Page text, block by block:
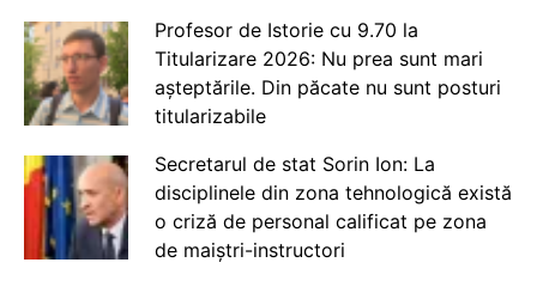
Profesor de Istorie cu 9.70 la
Titularizare 2026: Nu prea sunt mari
așteptările. Din păcate nu sunt posturi
titularizabile
Secretarul de stat Sorin Ion: La
disciplinele din zona tehnologică există
o criză de personal calificat pe zona
de maiștri-instructori